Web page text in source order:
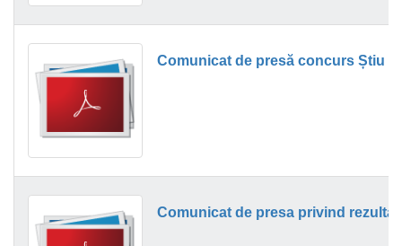
Comunicat de presă concurs Știu